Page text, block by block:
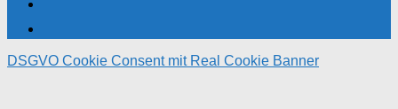
DSGVO Cookie Consent mit Real Cookie Banner